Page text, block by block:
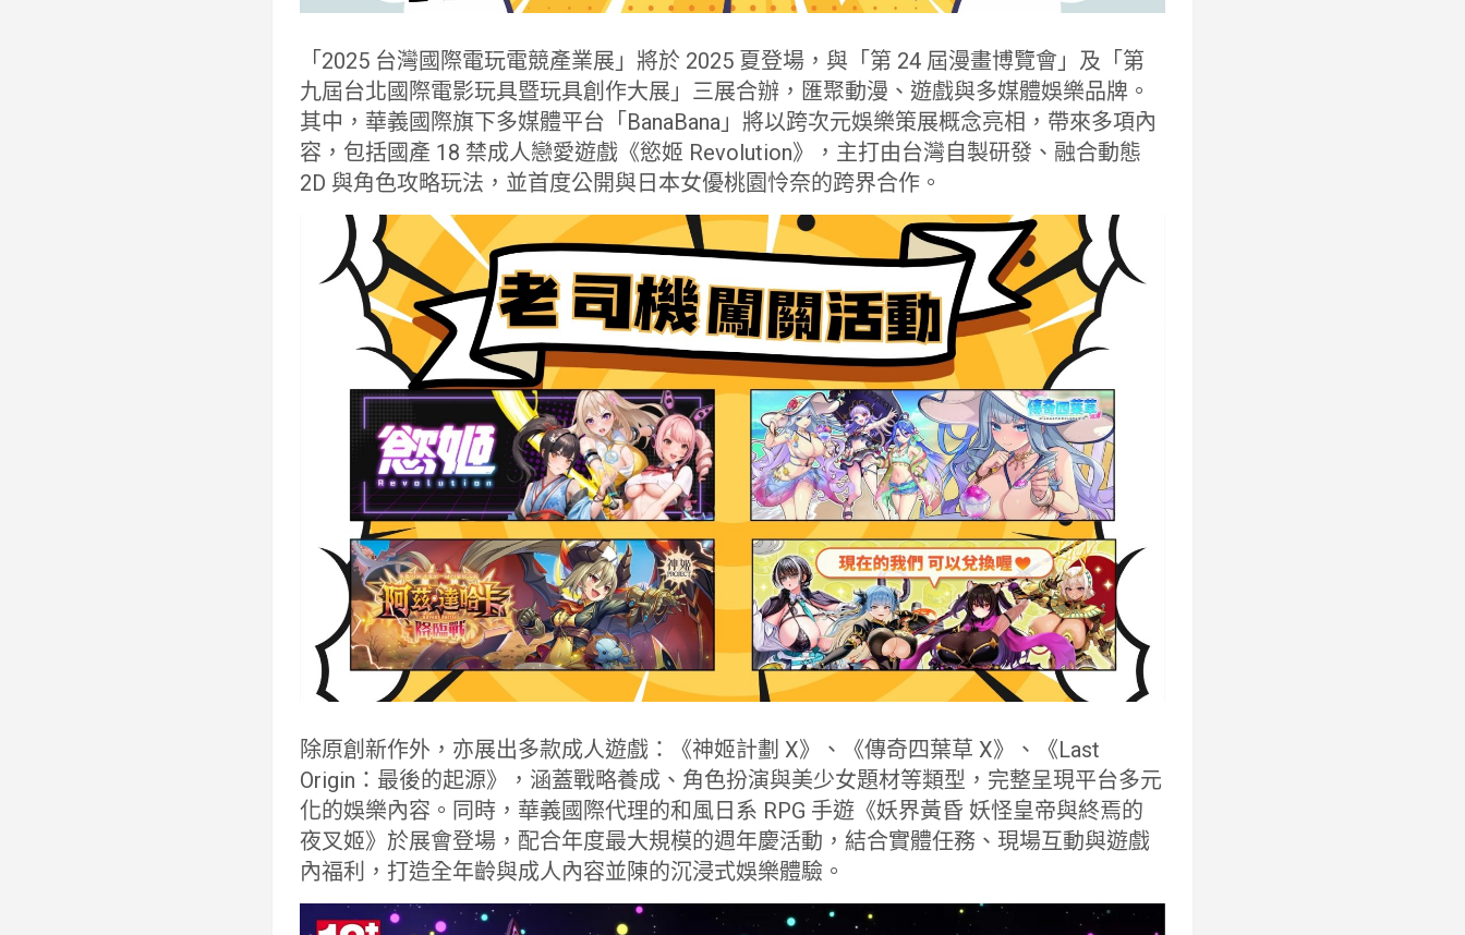
「2025 台灣國際電玩電競產業展」將於 2025 夏登場，與「第 24 屆漫畫博覽會」及「第
九屆台北國際電影玩具暨玩具創作大展」三展合辦，匯聚動漫、遊戲與多媒體娛樂品牌。
其中，華義國際旗下多媒體平台「BanaBana」將以跨次元娛樂策展概念亮相，帶來多項內
容，包括國產 18 禁成人戀愛遊戲《慾姬 Revolution》，主打由台灣自製研發、融合動態
2D 與角色攻略玩法，並首度公開與日本女優桃園怜奈的跨界合作。
除原創新作外，亦展出多款成人遊戲：《神姬計劃 X》、《傳奇四葉草 X》、《Last
Origin：最後的起源》，涵蓋戰略養成、角色扮演與美少女題材等類型，完整呈現平台多元
化的娛樂內容。同時，華義國際代理的和風日系 RPG 手遊《妖界黃昏 妖怪皇帝與終焉的
夜叉姬》於展會登場，配合年度最大規模的週年慶活動，結合實體任務、現場互動與遊戲
內福利，打造全年齡與成人內容並陳的沉浸式娛樂體驗。